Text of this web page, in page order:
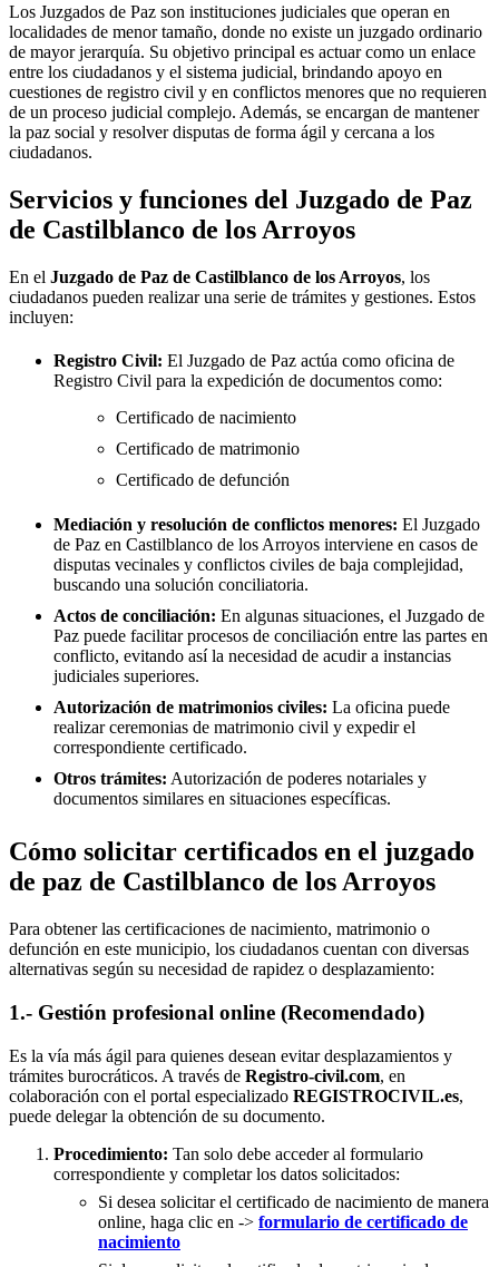
Los Juzgados de Paz son instituciones judiciales que operan en
localidades de menor tamaño, donde no existe un juzgado ordinario
de mayor jerarquía. Su objetivo principal es actuar como un enlace
entre los ciudadanos y el sistema judicial, brindando apoyo en
cuestiones de registro civil y en conflictos menores que no requieren
de un proceso judicial complejo. Además, se encargan de mantener
la paz social y resolver disputas de forma ágil y cercana a los
ciudadanos.
Servicios y funciones del Juzgado de Paz
de Castilblanco de los Arroyos
En el Juzgado de Paz de Castilblanco de los Arroyos, los
ciudadanos pueden realizar una serie de trámites y gestiones. Estos
incluyen:
Registro Civil: El Juzgado de Paz actúa como oficina de
Registro Civil para la expedición de documentos como:
Certificado de nacimiento
Certificado de matrimonio
Certificado de defunción
Mediación y resolución de conflictos menores: El Juzgado
de Paz en Castilblanco de los Arroyos interviene en casos de
disputas vecinales y conflictos civiles de baja complejidad,
buscando una solución conciliatoria.
Actos de conciliación: En algunas situaciones, el Juzgado de
Paz puede facilitar procesos de conciliación entre las partes en
conflicto, evitando así la necesidad de acudir a instancias
judiciales superiores.
Autorización de matrimonios civiles: La oficina puede
realizar ceremonias de matrimonio civil y expedir el
correspondiente certificado.
Otros trámites: Autorización de poderes notariales y
documentos similares en situaciones específicas.
Cómo solicitar certificados en el juzgado
de paz de Castilblanco de los Arroyos
Para obtener las certificaciones de nacimiento, matrimonio o
defunción en este municipio, los ciudadanos cuentan con diversas
alternativas según su necesidad de rapidez o desplazamiento:
1.- Gestión profesional online (Recomendado)
Es la vía más ágil para quienes desean evitar desplazamientos y
trámites burocráticos. A través de Registro-civil.com, en
colaboración con el portal especializado REGISTROCIVIL.es,
puede delegar la obtención de su documento.
Procedimiento: Tan solo debe acceder al formulario
correspondiente y completar los datos solicitados:
Si desea solicitar el certificado de nacimiento de manera
online, haga clic en -> formulario de certificado de
nacimiento